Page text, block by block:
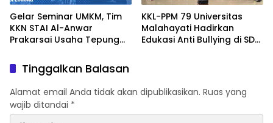
Gelar Seminar UMKM, Tim
KKN STAI Al-Anwar
Prakarsai Usaha Tepung
KKL-PPM 79 Universitas
Malahayati Hadirkan
Edukasi Anti Bullying di SD
Tinggalkan Balasan
Alamat email Anda tidak akan dipublikasikan. Ruas yang
wajib ditandai *